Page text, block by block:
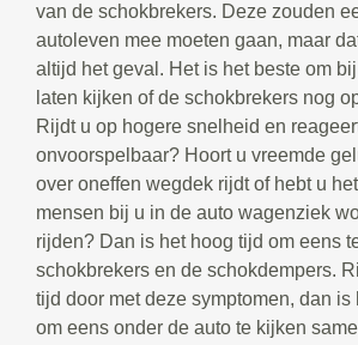
van de schokbrekers. Deze zouden
autoleven mee moeten gaan, maar
altijd het geval. Het is het beste om
laten kijken of de schokbrekers nog
Rijdt u op hogere snelheid en
onvoorspelbaar? Hoort u vreemde
over oneffen wegdek rijdt of hebt u
mensen bij u in de auto wagenziek
rijden? Dan is het hoog tijd om eens
schokbrekers en de schokdempers.
tijd door met deze symptomen, dan is
om eens onder de auto te kijken